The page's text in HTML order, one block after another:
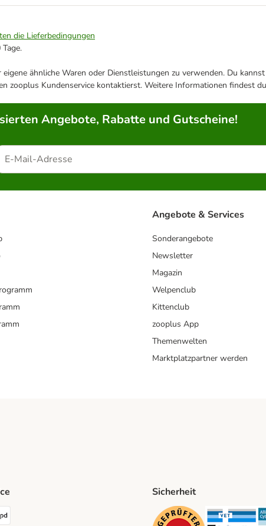
die Lieferbedingungen
ähnliche Waren oder Dienstleistungen zu verwenden. Du
zooplus Kundenservice kontaktierst. Weitere Informationen findest
Angebote, Rabatte und Gutscheine!
Angebote & Services
Sonderangebote
Newsletter
Magazin
Welpenclub
Kittenclub
zooplus App
Themenwelten
Marktplatzpartner werden
Shipping Method
Sicherheit
Security